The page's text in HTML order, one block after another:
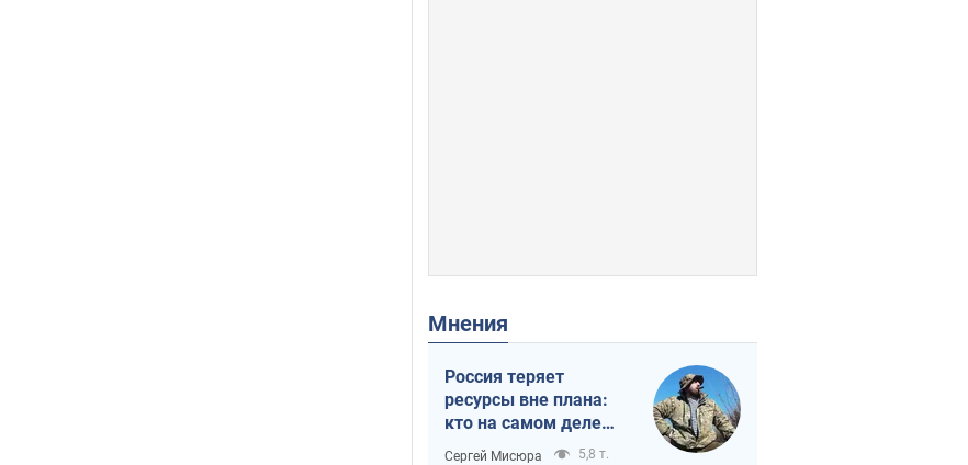
Мнения
Россия теряет
ресурсы вне плана:
кто на самом деле
диктует темп войны
Сергей Мисюра 5,8 т.